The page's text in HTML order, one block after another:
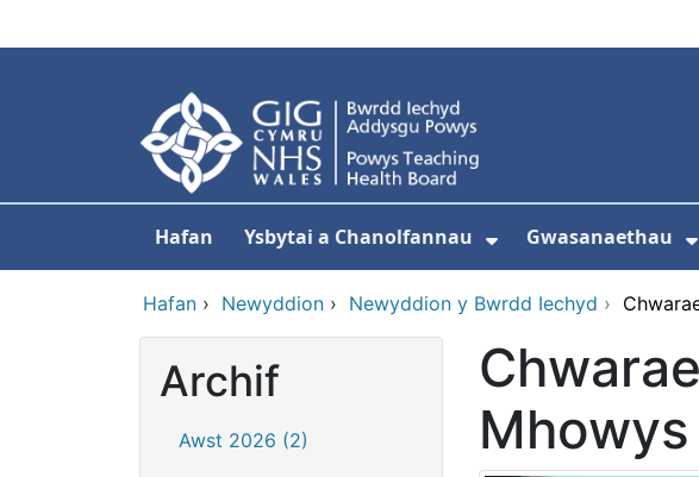
Hafan Ysbytai a Chanolfannau Gwasanaethau
Hafan › Newyddion › Newyddion y Bwrdd Iechyd ›
Archif
Awst 2026 (2)
Mhowys